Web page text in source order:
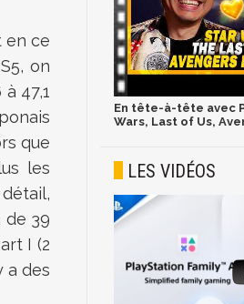
en ce
on
47,1
que
les
de 39
I (2
a des
En tête-à-tête avec
Wars, Last of Us,
LES VIDÉOS